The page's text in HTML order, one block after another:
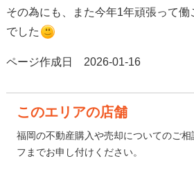
その為にも、また今年1年頑張って
でした
ページ作成日 2026-01-16
このエリアの店舗
福岡の不動産購入や売却についてのご
フまでお申し付けください。